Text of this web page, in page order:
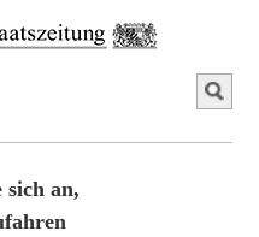
sich an,